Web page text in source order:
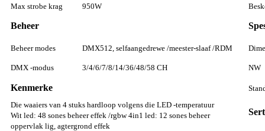
Max strobe krag 950W
Beheer
Beheer modes DMX512, selfaangedrewe /meester-slaaf /RDM
DMX -modus 3/4/6/7/8/14/36/48/58 CH NW
Kenmerke
Die waaiers van 4 stuks hardloop volgens die LED -temperatuur
Wit led: 48 sones beheer effek /rgbw 4in1 led: 12 sones beheer
oppervlak lig, agtergrond effek